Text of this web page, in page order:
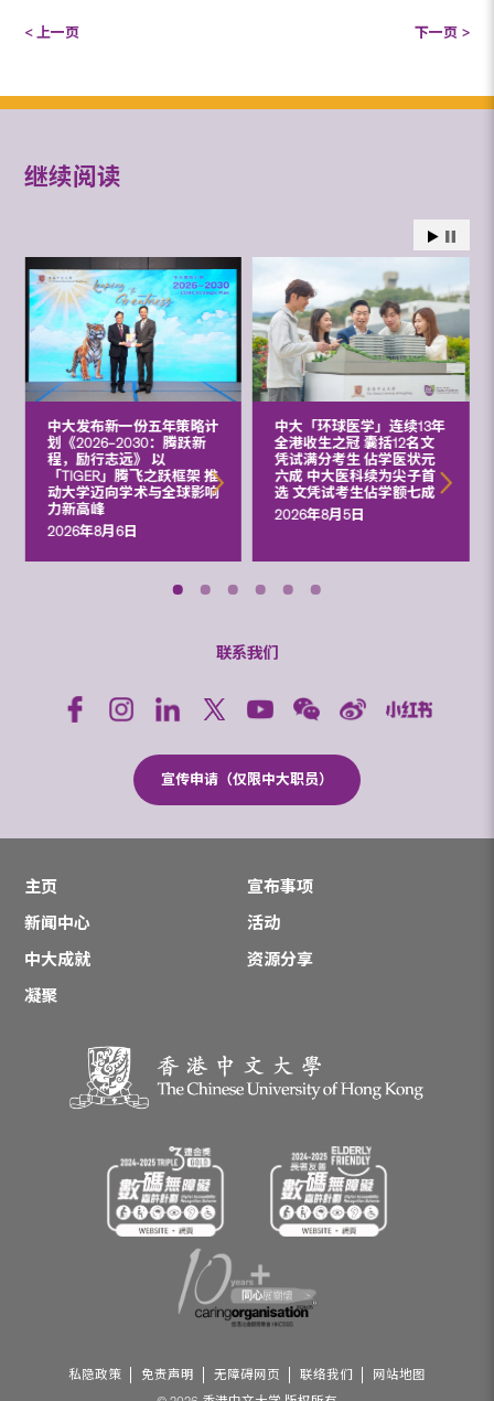
< 上一页 下一页 >
继续阅读
中大发布新一份五年策略计
划《2026‒2030：腾跃新
程，励行志远》 以
「TIGER」腾飞之跃框架 推
动大学迈向学术与全球影响
力新高峰
2026年8月6日
中大「环球医学」连续13年
全港收生之冠 囊括12名文
凭试满分考生 佔学医状元
六成 中大医科续为尖子首
选 文凭试考生佔学额七成
2026年8月5日
联系我们
宣传申请（仅限中大职员）
主页
宣布事项
新闻中心
活动
中大成就
资源分享
凝聚
私隐政策 免责声明 无障碍网页 联络我们
网站地图